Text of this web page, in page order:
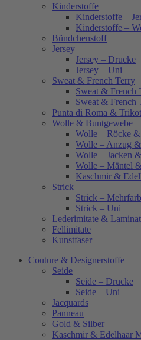
Kinderstoffe
Kinderstoffe –
Kinderstoffe –
Bündchenstoff
Jersey
Jersey – Drucke
Jersey – Uni
Sweat & French Terry
Sweat & French
Sweat & French
Punta di Roma &
Wolle & Buntgewebe
Wolle – Röcke
Wolle – Anzug
Wolle – Jacken
Wolle – Mäntel
Kaschmir &
Strick
Strick –
Strick – Uni
Lederimitate &
Fellimitate
Kunstfaser
Couture & Designerstoffe
Seide
Seide – Drucke
Seide – Uni
Jacquards
Panneau
Gold & Silber
Kaschmir & Edelhaar